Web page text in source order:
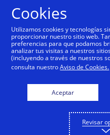
Cookies
Utilizamos cookies y tecnologías
proporcionar nuestro sitio web.
preferencias para que podamos
analizar tus visitas a nuestros
(incluyendo a través de nuestros
consulta nuestroAviso de Cookies.
Aceptar
Revisar